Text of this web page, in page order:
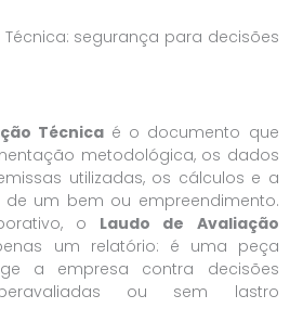
segurança para decisões
Técnica é o documento que
metodológica, os dados
utilizadas, os cálculos e a
um bem ou empreendimento.
o Laudo de Avaliação
um relatório: é uma peça
a empresa contra decisões
ou sem lastro